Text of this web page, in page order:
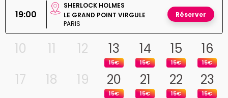
19:00
SHERLOCK HOLMES
LE GRAND POINT VIRGULE
PARIS
Réserver
10 11 12 13
15€
14
15€
15
15€
16
15€
17 18 19 20
15€
21
15€
22
15€
23
15€